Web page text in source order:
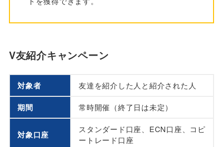
V友紹介キャンペーン
対象者 友達を紹介した人と紹介された人
期間 常時開催（終了日は未定）
対象口座
スタンダード口座、ECN口座、コピ
ートレード口座